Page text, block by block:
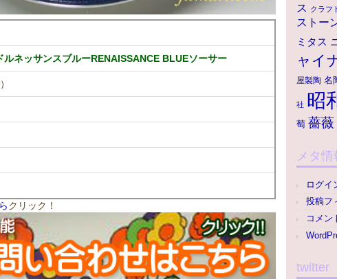
ルネッサンスブルーRENAISSANCE BLUEソーサー
クリック！
ス クラフ
ストー
ミタス
ャイ
屋製陶 名
社 昭
萄 薔薇
メタ情
ログイ
投稿フ
コメン
twitter